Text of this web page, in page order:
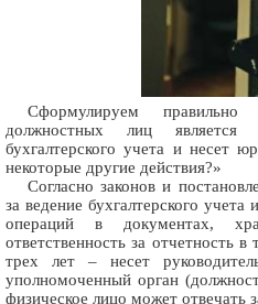
Сформулируем
должностных лиц является
бухгалтерского учета и несет
некоторые другие действия?»
Согласно законов и
за ведение бухгалтерского
операций в документах,
ответственность за отчетность
трех лет – несет
уполномоченный орган
физическое лицо может отвечать